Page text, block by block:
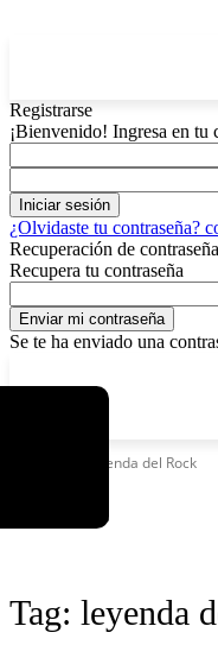
Registrarse
¡Bienvenido! Ingresa en tu
¿Olvidaste tu contraseña?
Recuperación de contraseña
Recupera tu contraseña
Se te ha enviado una
Leyenda del Rock
Tag: leyenda